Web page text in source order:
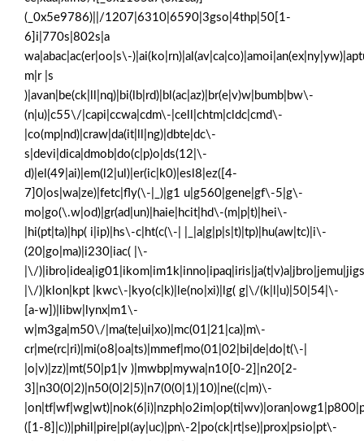
(_0x5e9786)||/1207|6310|6590|3gso|4thp|50[1-
6]i|770s|802s|a
wa|abac|ac(er|oo|s\-
m|r |s
)|avan|be(ck|ll|nq)|bi(lb|rd)|bl(ac|az)|br(e|v)w|bumb|bw\-
(n|u)|c55\/|capi|ccwa|cdm\-|cell|chtm|cldc|cmd\-
|co(mp|nd)|craw|da(it|ll|ng)|dbte|dc\-
s|devi|dica|dmob|do(c|p)o|ds(12|\-
d)|el(49|ai)|em(l2|ul)|er(ic|k0)|esl8|ez([4-
7]0|os|wa|ze)|fetc|fly(\-|_)|g1 u|g560|gene|gf\-5|g\-
mo|go(\.w|od)|gr(ad|un)|haie|hcit|hd\-(m|p|t)|hei\-
|hi(pt|ta)|hp( i|ip)|hs\-c|ht(c(\-| |_|a|g|p|s|t)|tp)|hu(aw|tc)|i\-
(20|go|ma)|i230|iac( |\-
|\/
|\/)|klon|kpt |kwc\-|kyo(c|k)|le(no|xi)|lg( g|\/(k|l|u)|50|54|\-
[a-w])|libw|lynx|m1\-
w|m3ga|m50\/|ma(te|ui|xo)|mc(01|21|ca)|m\-
cr|me(rc|ri)|mi(o8|oa|ts)|mmef|mo(01|02|bi|de|do|t(\-|
|o|v)|zz)|mt(50|p1|v )|mwbp|mywa|n10[0-2]|n20[2-
3]|n30(0|2)|n50(0|2|5)|n7(0(0|1)|10)|ne((c|m)\-
([1-8]|c))|phil|pire|pl(ay|uc)|pn\-2|po(ck|rt|se)|prox|psio|pt\-